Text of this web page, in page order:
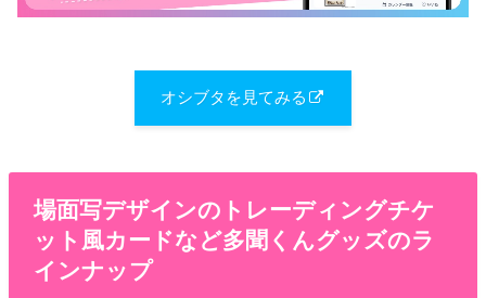
オシブタを見てみる
場面写デザインのトレーディングチケ
ット風カードなど多聞くんグッズのラ
インナップ